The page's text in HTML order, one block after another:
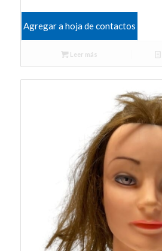
Agregar a hoja de contactos
Leer más